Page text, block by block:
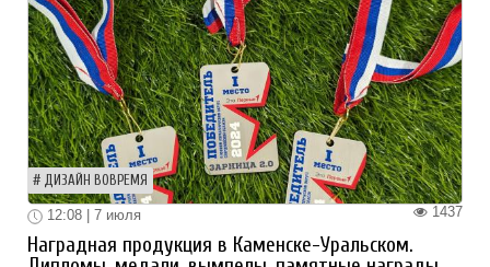
ДИЗАЙН ВОВРЕМЯ
1437
12:08 | 7 июля
Наградная продукция в Каменске-Уральском.